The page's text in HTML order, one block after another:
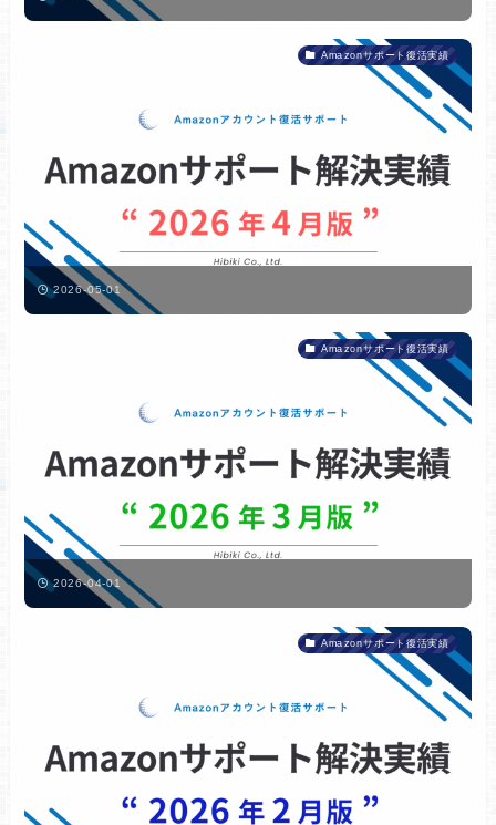
Amazonサポート復活実績
2026-05-01
Amazonサポート復活実績
2026-04-01
Amazonサポート復活実績